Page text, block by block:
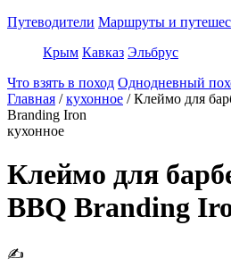
Путеводители Маршруты и
Крым Кавказ Эльбрус
Что взять в поход Однодневный
Главная / кухонное / Клеймо для
Branding Iron
кухонное
Клеймо для
BBQ Branding
✍